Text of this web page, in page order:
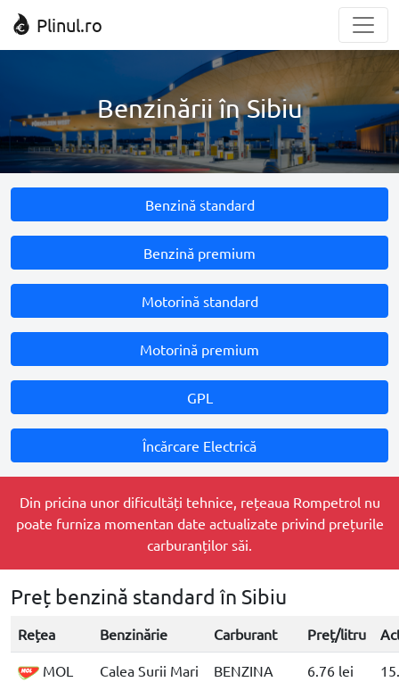
Plinul.ro
Benzinării în Sibiu
Benzină standard
Benzină premium
Motorină standard
Motorină premium
GPL
Încărcare Electrică
Din pricina unor dificultăți tehnice, rețeaua Rompetrol nu
poate furniza momentan date actualizate privind prețurile
carburanților săi.
Preț benzină standard în Sibiu
Rețea Benzinărie Carburant Preț/litru
MOL Calea Surii Mari
BENZINA
6.76 lei